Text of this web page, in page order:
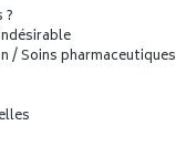
?
/ Soins pharmaceutiques